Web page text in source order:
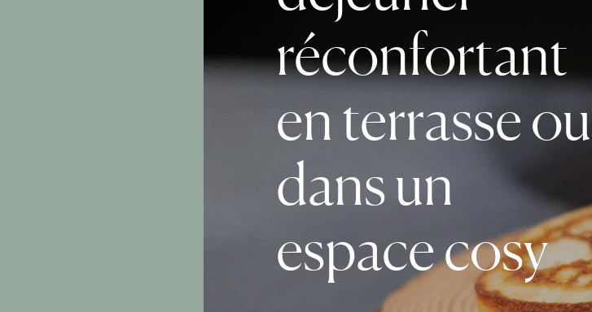
réconfortant
en terrasse ou
dans un
espace cosy